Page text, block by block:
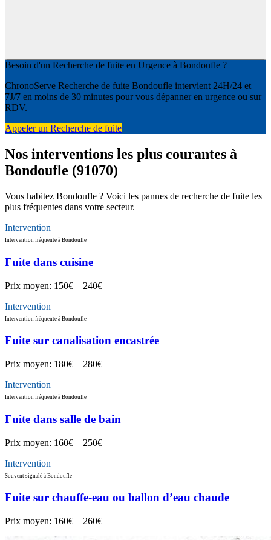
Besoin d'un Recherche de fuite en Urgence à Bondoufle ?
ChronoServe Recherche de fuite Bondoufle intervient 24H/24 et
7J/7 en moins de 30 minutes pour vous dépanner en urgence ou sur
RDV.
Appeler un Recherche de fuite
Nos interventions les plus courantes à
Bondoufle (91070)
Vous habitez Bondoufle ? Voici les pannes de recherche de fuite les
plus fréquentes dans votre secteur.
Intervention
Intervention fréquente à Bondoufle
Fuite dans cuisine
Prix moyen: 150€ – 240€
Intervention
Intervention fréquente à Bondoufle
Fuite sur canalisation encastrée
Prix moyen: 180€ – 280€
Intervention
Intervention fréquente à Bondoufle
Fuite dans salle de bain
Prix moyen: 160€ – 250€
Intervention
Souvent signalé à Bondoufle
Fuite sur chauffe-eau ou ballon d’eau chaude
Prix moyen: 160€ – 260€